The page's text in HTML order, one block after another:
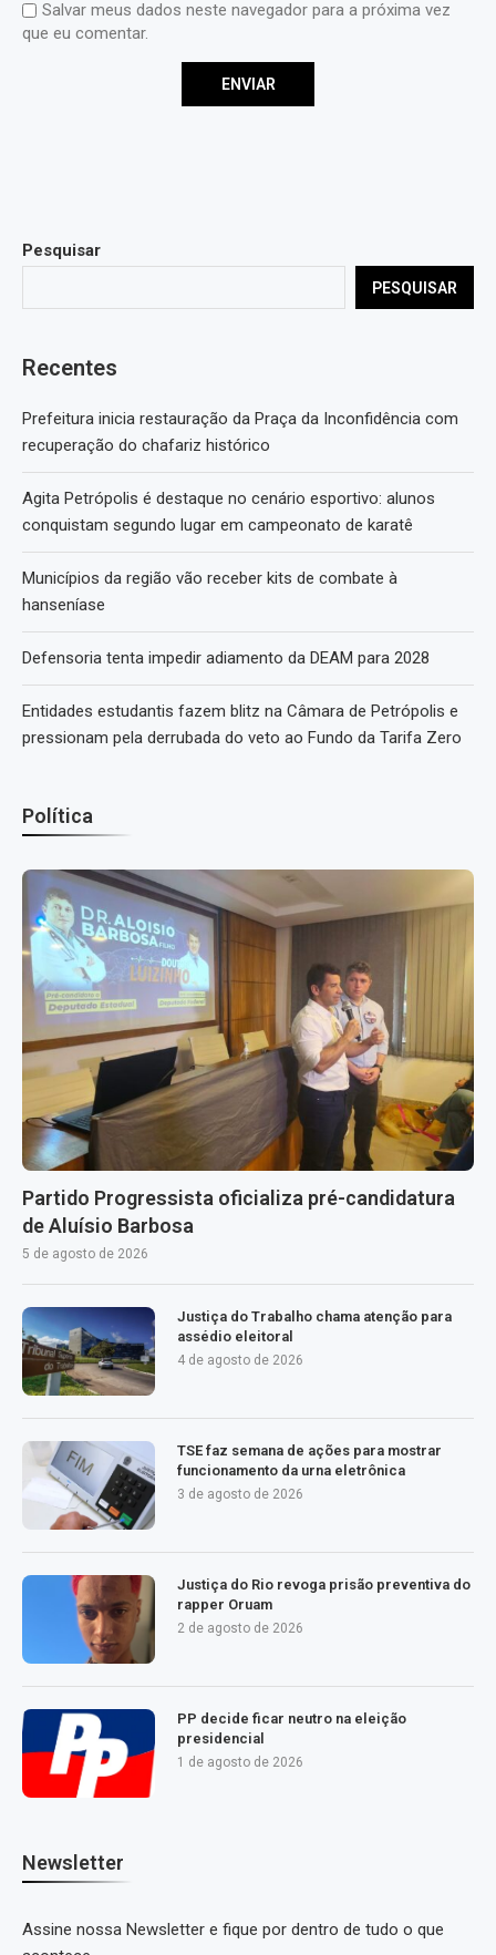
Salvar meus dados neste navegador para a próxima vez
que eu comentar.
Pesquisar
PESQUISAR
Recentes
Prefeitura inicia restauração da Praça da Inconfidência com
recuperação do chafariz histórico
Agita Petrópolis é destaque no cenário esportivo: alunos
conquistam segundo lugar em campeonato de karatê
Municípios da região vão receber kits de combate à
hanseníase
Defensoria tenta impedir adiamento da DEAM para 2028
Entidades estudantis fazem blitz na Câmara de Petrópolis e
pressionam pela derrubada do veto ao Fundo da Tarifa Zero
Política
Partido Progressista oficializa pré-candidatura
de Aluísio Barbosa
5 de agosto de 2026
Justiça do Trabalho chama atenção para
assédio eleitoral
4 de agosto de 2026
TSE faz semana de ações para mostrar
funcionamento da urna eletrônica
3 de agosto de 2026
Justiça do Rio revoga prisão preventiva do
rapper Oruam
2 de agosto de 2026
PP decide ficar neutro na eleição
presidencial
1 de agosto de 2026
Newsletter
Assine nossa Newsletter e fique por dentro de tudo o que